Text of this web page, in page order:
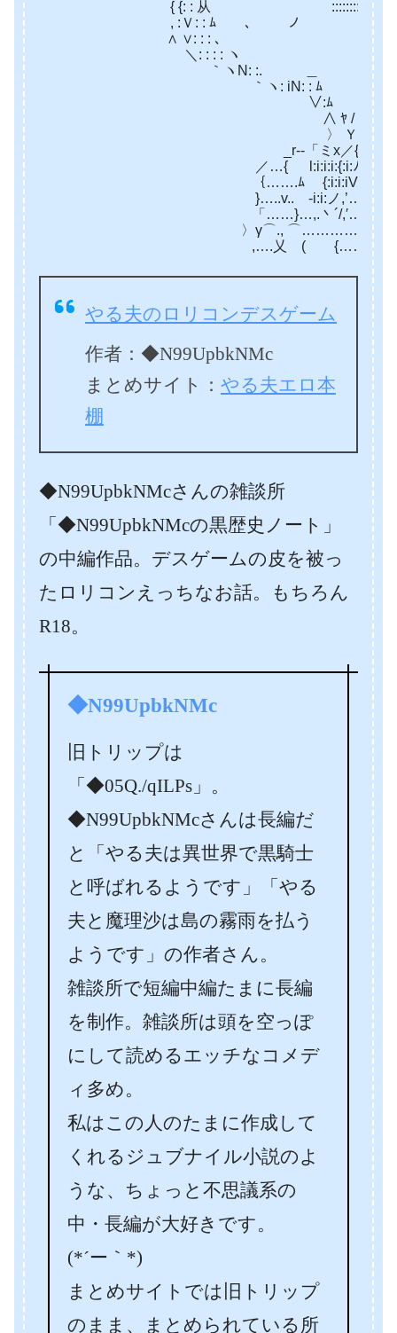
{ {: : 从 :::::::::: ,’
, :Ｖ: : ﾑ 、
∧ ∨: : : 、 /
＼: : : :
｀ヽN: :.ゝ ＿ ｡s≦.’
｀ヽ: iN: : ﾑ イ /
∨:ﾑ ／ ｨ〔…＞
∧ ﾔ / /
〉 Ｙ ｲ
_r‐‐「ミx／
／…{ l:i:i:i:{:i:ﾉ
｛…….ﾑ {:i:i:iVﾞ
}…..v..ゝ‐i:i:ノ
「……}…,.丶´/,′………………….
〉γ⌒.,
,….乂 (
やる夫のロリコンデスゲーム
作者：◆N99UpbkNMc
まとめサイト： やる夫エロ本
棚
◆N99UpbkNMcさんの雑談所
「◆N99UpbkNMcの黒歴史ノート」
の中編作品。デスゲームの皮を被っ
たロリコンえっちなお話。もちろん
R18。
◆N99UpbkNMc
旧トリップは
「◆05Q./qILPs」。
◆N99UpbkNMcさんは長編だ
と「やる夫は異世界で黒騎士
と呼ばれるようです」「やる
夫と魔理沙は島の霧雨を払う
ようです」の作者さん。
雑談所で短編中編たまに長編
を制作。雑談所は頭を空っぽ
にして読めるエッチなコメデ
ィ多め。
私はこの人のたまに作成して
くれるジュブナイル小説のよ
うな、ちょっと不思議系の
中・長編が大好きです。
(*´ー｀*)
まとめサイトでは旧トリップ
のまま、まとめられている所